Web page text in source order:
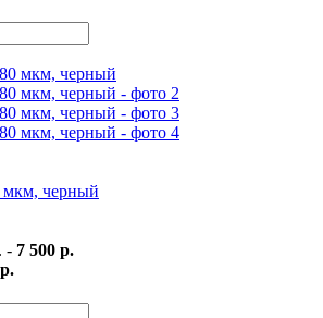
черный
- 7 500 р.